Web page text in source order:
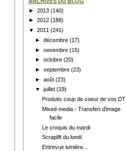
► 2013 (140)
► 2012 (188)
▼ 2011 (241)
►décembre(17)
►novembre(15)
►octobre(20)
►septembre(23)
►août(23)
▼juillet(19)
Produits coup de coeur de vos DT
Mixed-media - Transfert d'image
facile
Le croquis du mardi
Scraplift du lundi
Entrevue lumière...